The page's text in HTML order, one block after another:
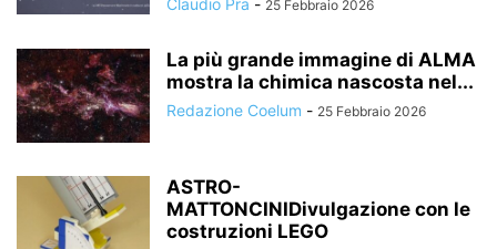
Claudio Pra - 25 Febbraio 2026
La più grande immagine di ALMA
mostra la chimica nascosta nel...
Redazione Coelum - 25 Febbraio 2026
ASTRO-
MATTONCINIDivulgazione con le
costruzioni LEGO